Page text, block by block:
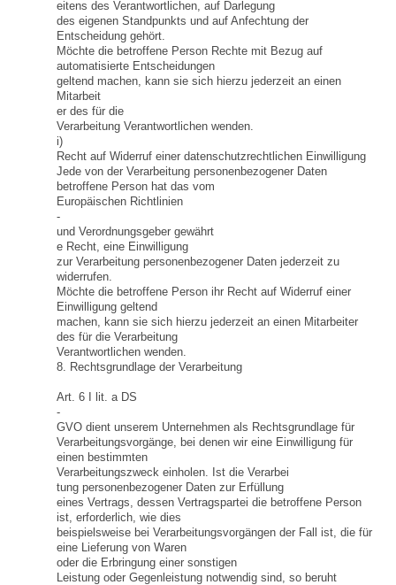
eitens des Verantwortlichen, auf Darlegung
des eigenen Standpunkts und auf Anfechtung der
Entscheidung gehört.
Möchte die betroffene Person Rechte mit Bezug auf
automatisierte Entscheidungen
geltend machen, kann sie sich hierzu jederzeit an einen
Mitarbeit
er des für die
Verarbeitung Verantwortlichen wenden.
i)
Recht auf Widerruf einer datenschutzrechtlichen Einwilligung
Jede von der Verarbeitung personenbezogener Daten
betroffene Person hat das vom
Europäischen Richtlinien
-
und Verordnungsgeber gewährt
e Recht, eine Einwilligung
zur Verarbeitung personenbezogener Daten jederzeit zu
widerrufen.
Möchte die betroffene Person ihr Recht auf Widerruf einer
Einwilligung geltend
machen, kann sie sich hierzu jederzeit an einen Mitarbeiter
des für die Verarbeitung
Verantwortlichen wenden.
8. Rechtsgrundlage der Verarbeitung
Art. 6 I lit. a DS
-
GVO dient unserem Unternehmen als Rechtsgrundlage für
Verarbeitungsvorgänge, bei denen wir eine Einwilligung für
einen bestimmten
Verarbeitungszweck einholen. Ist die Verarbei
tung personenbezogener Daten zur Erfüllung
eines Vertrags, dessen Vertragspartei die betroffene Person
ist, erforderlich, wie dies
beispielsweise bei Verarbeitungsvorgängen der Fall ist, die für
eine Lieferung von Waren
oder die Erbringung einer sonstigen
Leistung oder Gegenleistung notwendig sind, so beruht